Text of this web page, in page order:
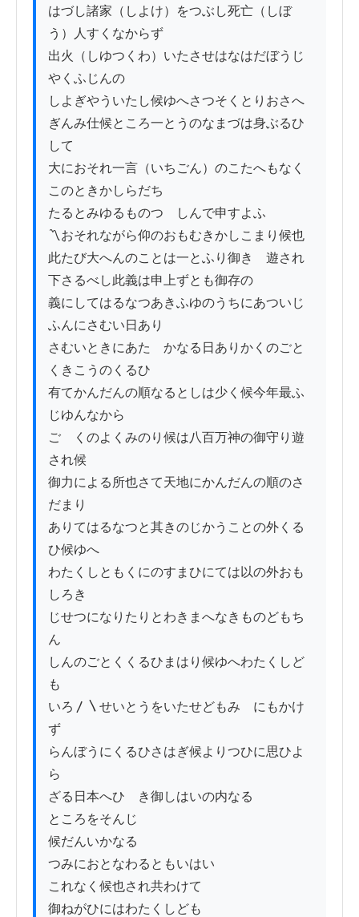
はづし諸家（しよけ）をつぶし死亡（しぼ
う）人すくなからず
出火（しゆつくわ）いたさせはなはだぼうじ
やくふじんの
しよぎやういたし候ゆへさつそくとりおさへ
ぎんみ仕候ところ一とうのなまづは身ぶるひ
して
大におそれ一言（いちごん）のこたへもなく
このときかしらだち
たるとみゆるものつゝしんで申すよふ
〽おそれながら仰のおもむきかしこまり候也
此たび大へんのことは一とふり御きゝ遊され
下さるべし此義は申上ずとも御存の
義にしてはるなつあきふゆのうちにあついじ
ふんにさむい日あり
さむいときにあたゝかなる日ありかくのごと
くきこうのくるひ
有てかんだんの順なるとしは少く候今年最ふ
じゆんなから
ごゝくのよくみのり候は八百万神の御守り遊
され候
御力による所也さて天地にかんだんの順のさ
だまり
ありてはるなつと其きのじかうことの外くる
ひ候ゆへ
わたくしともくにのすまひにては以の外おも
しろき
じせつになりたりとわきまへなきものどもち
ん
しんのごとくくるひまはり候ゆへわたくしど
も
いろ〳〵せいとうをいたせどもみゝにもかけ
ず
らんぼうにくるひさはぎ候よりつひに思ひよ
ら
ざる日本へひゞき御しはいの内なる
ところをそんじ
候だんいかなる
つみにおとなわるともいはい
これなく候也され共わけて
御ねがひにはわたくしども